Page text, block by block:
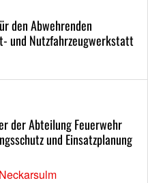
den Abwehrenden
und Nutzfahrzeugwerkstatt
der Abteilung Feuerwehr
und Einsatzplanung